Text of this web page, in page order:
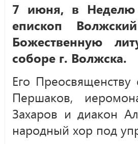
7 июня, в Неделю
епископ
Божественную
соборе г. Волжска.
Его
Першаков,
Захаров и диакон
народный хор под